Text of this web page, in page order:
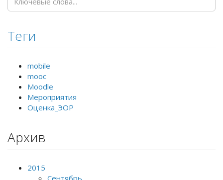
Теги
mobile
mooc
Moodle
Мероприятия
Оценка_ЭОР
Архив
2015
Сентябрь